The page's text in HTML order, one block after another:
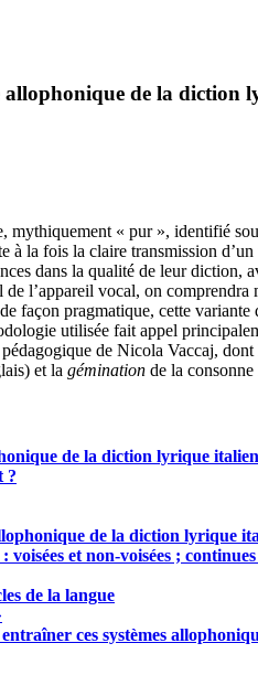
allophonique de la diction
mythiquement « pur », identifié
à la fois la claire transmission
dans la qualité de leur
l’appareil vocal, on
façon pragmatique, cette
utilisée fait appel
de Nicola Vaccaj,
et la gémination de la
de la diction lyrique
?
de la diction lyrique
voisées et non-voisées ;
de la langue
ces systèmes